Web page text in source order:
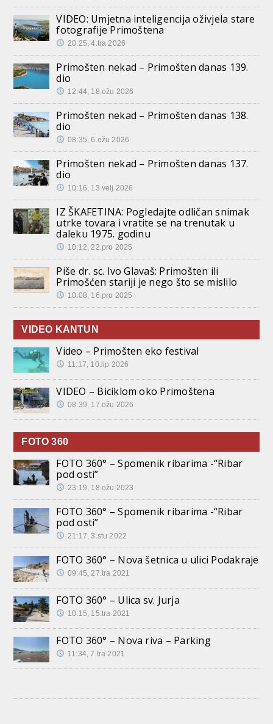
VIDEO: Umjetna inteligencija oživjela stare
fotografije Primoštena
20:25, 4.tra 2026
Primošten nekad – Primošten danas 139.
dio
12:44, 18.ožu 2026
Primošten nekad – Primošten danas 138.
dio
08:35, 6.ožu 2026
Primošten nekad – Primošten danas 137.
dio
10:16, 13.velj 2026
IZ ŠKAFETINA: Pogledajte odličan snimak
utrke tovara i vratite se na trenutak u
daleku 1975. godinu
10:12, 22.pro 2025
Piše dr. sc. Ivo Glavaš: Primošten ili
Primošćen stariji je nego što se mislilo
10:08, 16.pro 2025
VIDEO KANTUN
Video – Primošten eko festival
11:17, 10.lip 2026
VIDEO – Biciklom oko Primoštena
08:39, 17.ožu 2026
FOTO 360
FOTO 360° – Spomenik ribarima -“Ribar
pod osti”
23:19, 18.ožu 2023
FOTO 360° – Spomenik ribarima -“Ribar
pod osti”
21:17, 3.stu 2022
FOTO 360° – Nova šetnica u ulici Podakraje
09:45, 27.tra 2021
FOTO 360° – Ulica sv. Jurja
10:15, 15.tra 2021
FOTO 360° – Nova riva – Parking
11:34, 7.tra 2021